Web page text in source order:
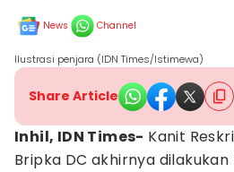
News Channel
Ilustrasi penjara (IDN Times/Istimewa)
Share Article
Inhil, IDN Times- Kanit
Bripka DC akhirnya